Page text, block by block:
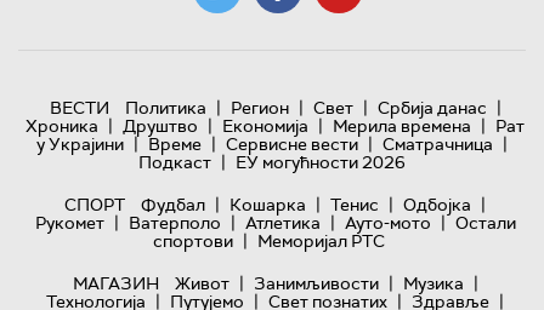
ВЕСТИ Политика | Регион | Свет | Србија данас |
Хроника | Друштво | Економија | Мерила времена | Рат
у Украјини | Време | Сервисне вести | Сматрачница |
Подкаст | ЕУ могућности 2026
СПОРТ
Фудбал | Кошарка | Тенис | Одбојка |
Рукомет | Ватерполо | Атлетика | Ауто-мото | Остали
спортови | Меморијал РТС
МАГАЗИН
Живот | Занимљивости | Музика |
Технологијa | Путујемо | Свет познатих | Здравље |